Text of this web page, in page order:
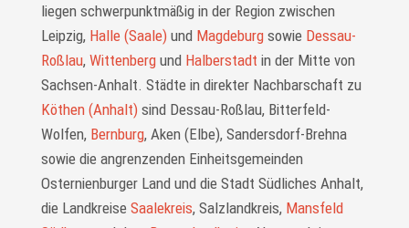
liegen schwer­punkt­mäßig in der Region zwischen
Leipzig, Halle (Saale)und Magdeburgsowie Dessau-
Roßlau, Wittenbergund Halberstadt in der Mitte von
Sachsen-Anhalt. Städte in direkter Nachbarschaft zu
Köthen (Anhalt)sind Dessau-Roßlau, Bitterfeld-
Wolfen, Bernburg, Aken (Elbe), Sandersdorf-Brehna
sowie die angrenzenden Einheitsgemeinden
Osternienburger Land und die Stadt Südliches Anhalt,
die Landkreise Saalekreis, Salzlandkreis, Mansfeld